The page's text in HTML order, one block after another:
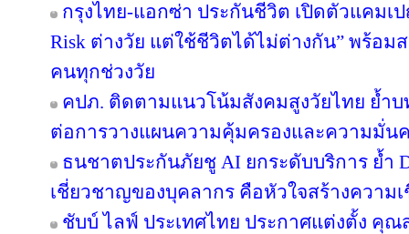
กรุงไทย-แอกซ่า ประกันชีวิต เปิดตัวแคมเป
Risk ต่างวัย แต่ใช้ชีวิตได้ไม่ต่างกัน” พร้อ
คนทุกช่วงวัย
คปภ. ติดตามแนวโน้มสังคมสูงวัยไทย ย้ำ
ต่อการวางแผนความคุ้มครองและความมั่นค
ธนชาตประกันภัยชู AI ยกระดับบริการ ย้ำ
เชี่ยวชาญของบุคลากร คือหัวใจสร้างความ
ชับบ์ ไลฟ์ ประเทศไทย ประกาศแต่งตั้ง คุ